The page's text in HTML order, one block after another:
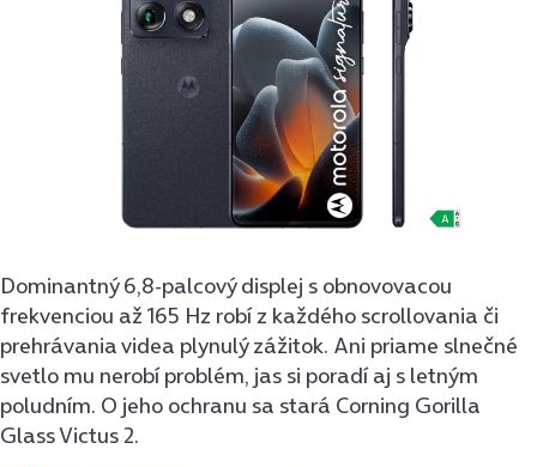
Dominantný 6,8-palcový displej s obnovovacou
frekvenciou až 165 Hz robí z každého scrollovania či
prehrávania videa plynulý zážitok. Ani priame slnečné
svetlo mu nerobí problém, jas si poradí aj s letným
poludním. O jeho ochranu sa stará Corning Gorilla
Glass Victus 2.